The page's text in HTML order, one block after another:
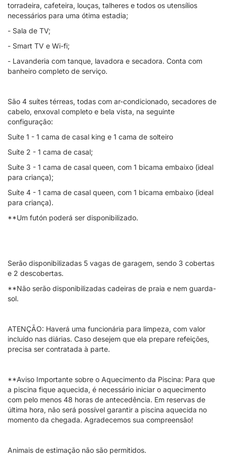
torradeira, cafeteira, louças, talheres e todos os utensílios
necessários para uma ótima estadia;
- Sala de TV;
- Smart TV e Wi-fi;
- Lavanderia com tanque, lavadora e secadora. Conta com
banheiro completo de serviço.
São 4 suítes térreas, todas com ar-condicionado, secadores de
cabelo, enxoval completo e bela vista, na seguinte
configuração:
Suíte 1 - 1 cama de casal king e 1 cama de solteiro
Suíte 2 - 1 cama de casal;
Suíte 3 - 1 cama de casal queen, com 1 bicama embaixo (ideal
para criança);
Suíte 4 - 1 cama de casal queen, com 1 bicama embaixo (ideal
para criança).
**Um futón poderá ser disponibilizado.
Serão disponibilizadas 5 vagas de garagem, sendo 3 cobertas
e 2 descobertas.
**Não serão disponibilizadas cadeiras de praia e nem guarda-
sol.
ATENÇÃO: Haverá uma funcionária para limpeza, com valor
incluído nas diárias. Caso desejem que ela prepare refeições,
precisa ser contratada à parte.
**Aviso Importante sobre o Aquecimento da Piscina: Para que
a piscina fique aquecida, é necessário iniciar o aquecimento
com pelo menos 48 horas de antecedência. Em reservas de
última hora, não será possível garantir a piscina aquecida no
momento da chegada. Agradecemos sua compreensão!
Animais de estimação não são permitidos.